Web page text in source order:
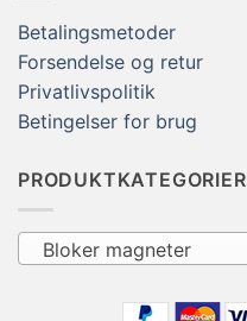
Betalingsmetoder
Forsendelse og retur
Privatlivspolitik
Betingelser for brug
PRODUKTKATEGORIER
Bloker magneter